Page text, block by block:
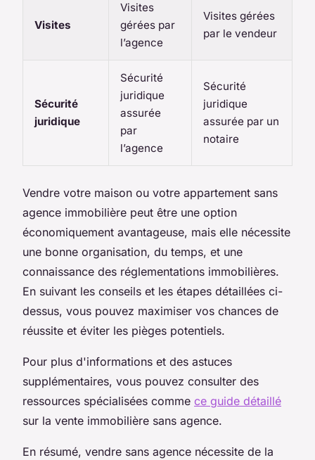
Visites
Visites
gérées par
l’agence
Visites gérées
par le vendeur
Sécurité
juridique
Sécurité
juridique
assurée
par
l’agence
Sécurité
juridique
assurée par un
notaire
Vendre votre maison ou votre appartement sans
agence immobilière peut être une option
économiquement avantageuse, mais elle nécessite
une bonne organisation, du temps, et une
connaissance des réglementations immobilières.
En suivant les conseils et les étapes détaillées ci-
dessus, vous pouvez maximiser vos chances de
réussite et éviter les pièges potentiels.
Pour plus d'informations et des astuces
supplémentaires, vous pouvez consulter des
ressources spécialisées comme ce guide détaillé
sur la vente immobilière sans agence.
En résumé, vendre sans agence nécessite de la